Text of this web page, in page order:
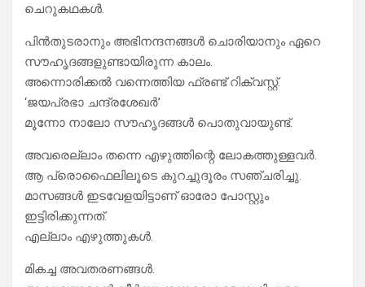
ചെറുകഥകൾ.
പിൻതുടരാനും അഭിനന്ദനങ്ങൾ ചൊരിയാനും ഏറെ
സൗഹൃദങ്ങളുണ്ടായിരുന്ന കാലം.
അന്നൊരിക്കൽ വന്നെത്തിയ ഫ്രണ്ട് റിക്വസ്റ്റ്.
‘ജയപ്രഭാ ചന്ദ്രശേഖർ’
മൂന്നോ നാലോ സൗഹൃദങ്ങൾ പൊതുവായുണ്ട്.
അവരെല്ലാം തന്നെ എഴുത്തിന്റെ ലോകത്തുള്ളവർ.
ആ പ്രൊഫൈലിലൂടെ കുറച്ചുദൂരം സഞ്ചരിച്ചു.
മാസങ്ങൾ ഇടവേളയിട്ടാണ് ഓരോ പോസ്റ്റും
ഇട്ടിരിക്കുന്നത്.
എല്ലാം എഴുത്തുകൾ.
മികച്ച അവതരണങ്ങൾ.